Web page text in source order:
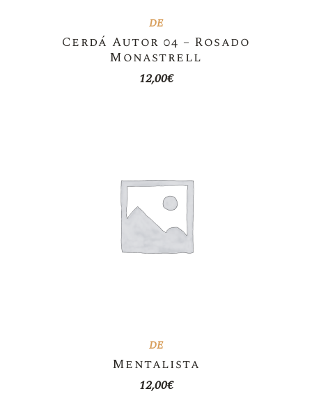
DE
Cerdá Autor 04 – Rosado
Monastrell
12,00€
DE
Mentalista
12,00€